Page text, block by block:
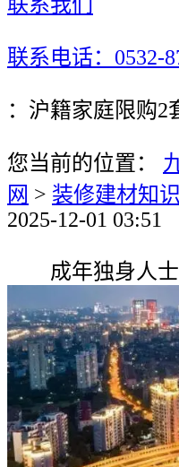
联系电话：0532-
：沪籍家庭限购2
您当前的位置：
网 > 装修建材知识
2025-12-01 03:51
成年独身人士